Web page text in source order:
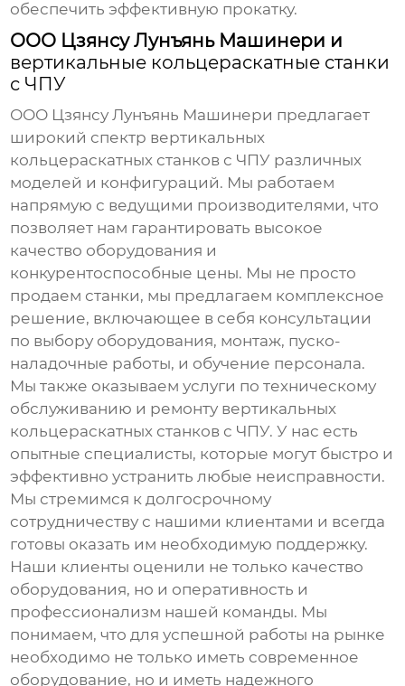
обеспечить эффективную прокатку.
ООО Цзянсу Лунъянь Машинери и
вертикальные кольцераскатные станки
с ЧПУ
ООО Цзянсу Лунъянь Машинери предлагает
широкий спектр вертикальных
кольцераскатных станков с ЧПУ различных
моделей и конфигураций. Мы работаем
напрямую с ведущими производителями, что
позволяет нам гарантировать высокое
качество оборудования и
конкурентоспособные цены. Мы не просто
продаем станки, мы предлагаем комплексное
решение, включающее в себя консультации
по выбору оборудования, монтаж, пуско-
наладочные работы, и обучение персонала.
Мы также оказываем услуги по техническому
обслуживанию и ремонту вертикальных
кольцераскатных станков с ЧПУ. У нас есть
опытные специалисты, которые могут быстро и
эффективно устранить любые неисправности.
Мы стремимся к долгосрочному
сотрудничеству с нашими клиентами и всегда
готовы оказать им необходимую поддержку.
Наши клиенты оценили не только качество
оборудования, но и оперативность и
профессионализм нашей команды. Мы
понимаем, что для успешной работы на рынке
необходимо не только иметь современное
оборудование, но и иметь надежного